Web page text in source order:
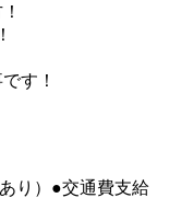
す！
り）●交通費支給